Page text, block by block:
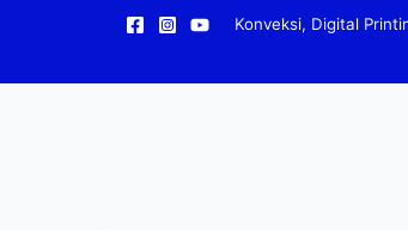
Konveksi, Digital